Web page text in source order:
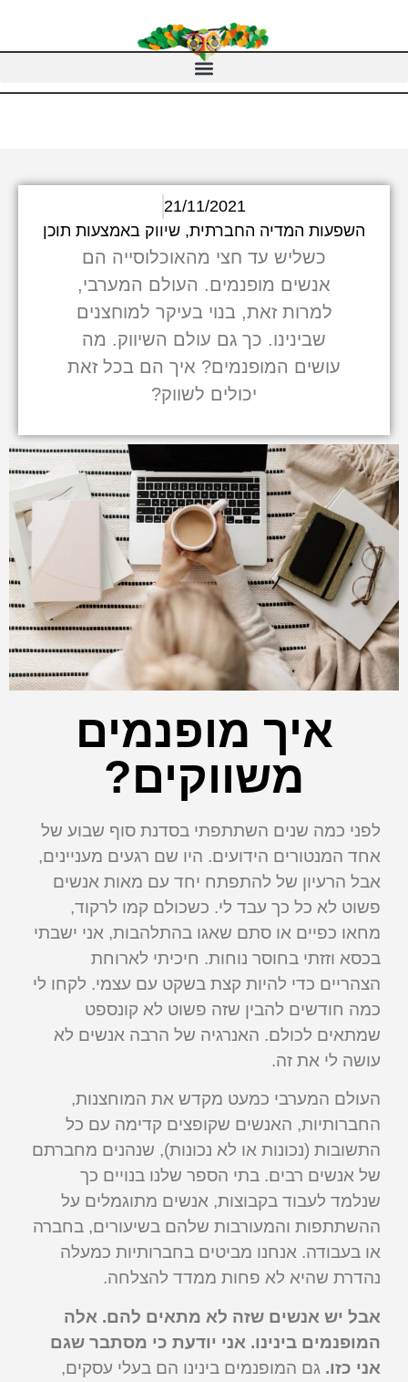
21/11/2021
השפעות המדיה החברתית, שיווק באמצעות תוכן
כשליש עד חצי מהאוכלוסייה הם
אנשים מופנמים. העולם המערבי,
למרות זאת, בנוי בעיקר למוחצנים
שבינינו. כך גם עולם השיווק. מה
עושים המופנמים? איך הם בכל זאת
יכולים לשווק?
איך מופנמים
משווקים?
לפני כמה שנים השתתפתי בסדנת סוף שבוע של
אחד המנטורים הידועים. היו שם רגעים מעניינים,
אבל הרעיון של להתפתח יחד עם מאות אנשים
פשוט לא כל כך עבד לי. כשכולם קמו לרקוד,
מחאו כפיים או סתם שאגו בהתלהבות, אני ישבתי
בכסא וזזתי בחוסר נוחות. חיכיתי לארוחת
הצהריים כדי להיות קצת בשקט עם עצמי. לקחו לי
כמה חודשים להבין שזה פשוט לא קונספט
שמתאים לכולם. האנרגיה של הרבה אנשים לא
עושה לי את זה.
העולם המערבי כמעט מקדש את המוחצנות,
החברותיות, האנשים שקופצים קדימה עם כל
התשובות (נכונות או לא נכונות), שנהנים מחברתם
של אנשים רבים. בתי הספר שלנו בנויים כך
שנלמד לעבוד בקבוצות, אנשים מתוגמלים על
ההשתתפות והמעורבות שלהם בשיעורים, בחברה
או בעבודה. אנחנו מביטים בחברותיות כמעלה
נהדרת שהיא לא פחות ממדד להצלחה.
אבל יש אנשים שזה לא מתאים להם. אלה
המופנמים בינינו. אני יודעת כי מסתבר שגם
אני כזו. גם המופנמים בינינו הם בעלי עסקים,